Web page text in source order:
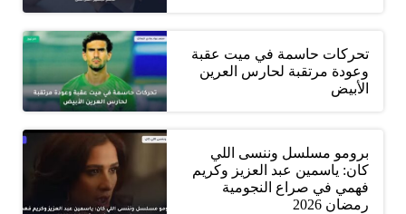
تحركات حاسمة في ميت عقبة
وعودة مرتقبة لحارس العرين
الأبيض
برومو مسلسل وننسى اللي
كان: ياسمين عبد العزيز وكريم
فهمي في صراع النجومية
رمضان 2026